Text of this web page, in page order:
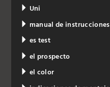
Uni
manual de instrucciones
es test
el prospecto
el color